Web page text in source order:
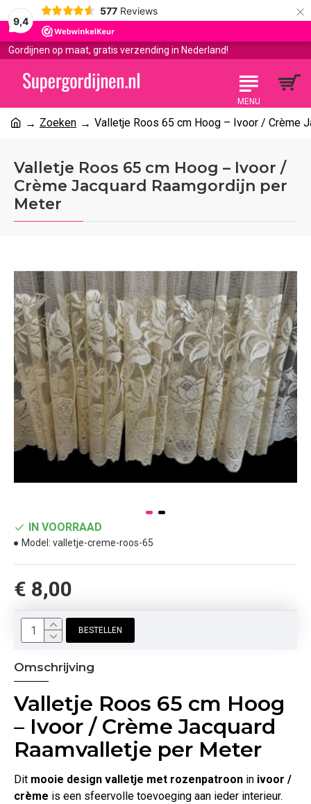
9,4
577 Reviews ×
Gordijnen op maat, gratis verzending in Nederland!
Zoeken Valletje Roos 65 cm Hoog – Ivoor / Crème
Valletje Roos 65 cm Hoog – Ivoor /
Crème Jacquard Raamgordijn per
Meter
€ 8,00
IN VOORRAAD
Model: valletje-creme-roos-65
BESTELLEN
Omschrijving
Valletje Roos 65 cm Hoog
– Ivoor / Crème Jacquard
Raamvalletje per Meter
Dit mooie design valletje met rozenpatroon in ivoor /
crème is een sfeervolle toevoeging aan ieder interieur.